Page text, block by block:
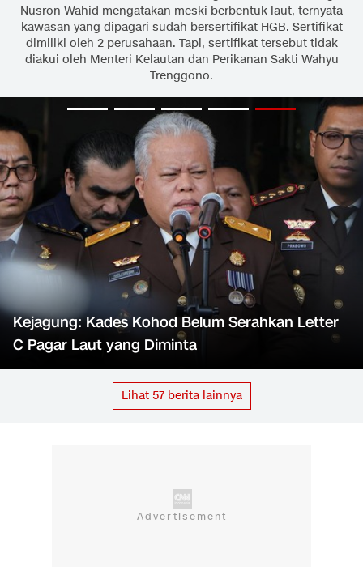
Nusron Wahid mengatakan meski berbentuk laut, ternyata
kawasan yang dipagari sudah bersertifikat HGB. Sertifikat
dimiliki oleh 2 perusahaan. Tapi, sertifikat tersebut tidak
diakui oleh Menteri Kelautan dan Perikanan Sakti Wahyu
Trenggono.
Kejagung: Kades Kohod Belum Serahkan Letter
C Pagar Laut yang Diminta
Lihat 57berita lainnya